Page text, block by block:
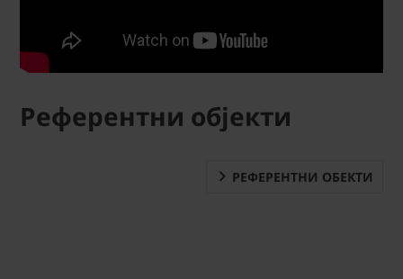
Референтни објекти
РЕФЕРЕНТНИ ОБЕКТИ